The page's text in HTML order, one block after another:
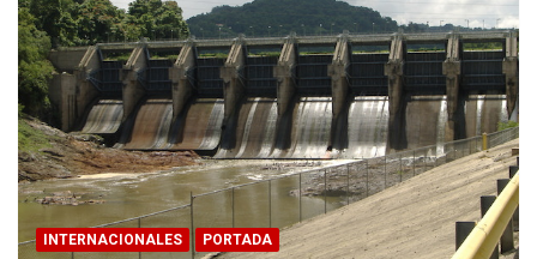
INTERNACIONALES PORTADA